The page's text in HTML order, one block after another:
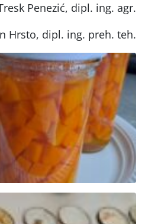
Penezić, dipl. ing. agr.
Hrsto, dipl. ing. preh. teh.